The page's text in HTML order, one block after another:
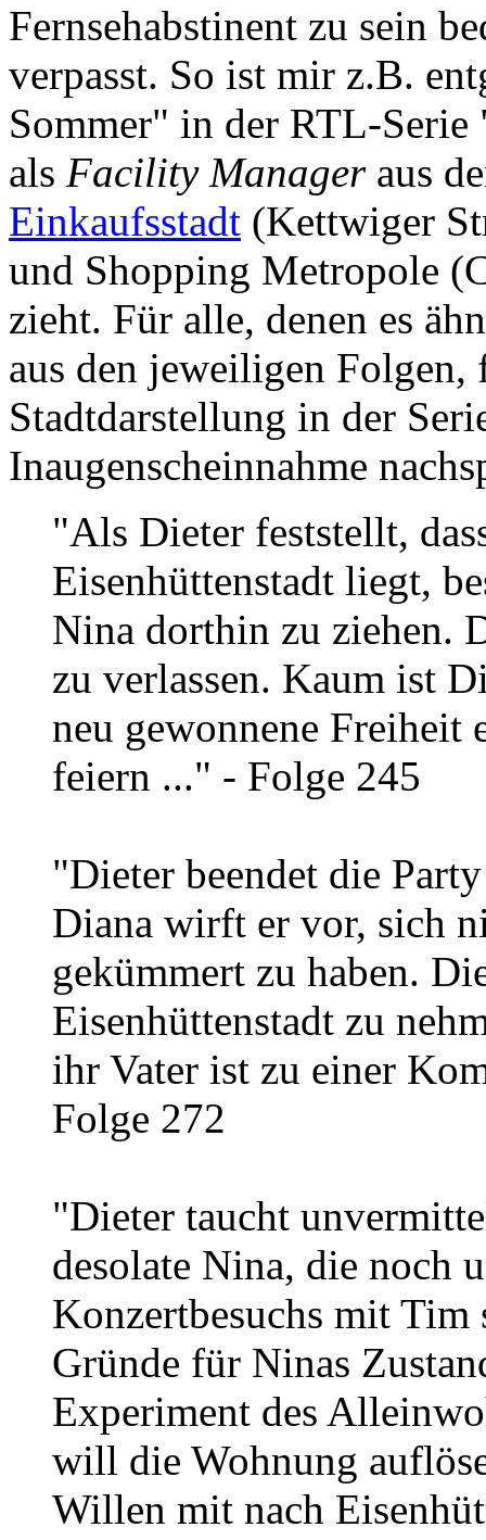
Fernsehabstinent zu sein
verpasst. So ist mir z.B.
Sommer" in der RTL-Serie
als Facility Manageraus
Einkaufsstadt (Kettwiger
und Shopping Metropole
zieht. Für alle, denen es
aus den jeweiligen
Stadtdarstellung in der
Inaugenscheinnahme
"Als Dieter feststellt,
Eisenhüttenstadt liegt,
Nina dorthin zu ziehen.
zu verlassen. Kaum ist
neu gewonnene Freiheit
feiern ..." - Folge 245
"Dieter beendet die
Diana wirft er vor, sich
gekümmert zu haben.
Eisenhüttenstadt zu
ihr Vater ist zu einer
Folge 272
"Dieter taucht
desolate Nina, die noch
Konzertbesuchs mit Tim
Gründe für Ninas
Experiment des
will die Wohnung
Willen mit nach